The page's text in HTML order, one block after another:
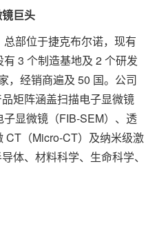
巨头
部位于捷克布尔诺，现有
3 个制造基地及 2 个研发
，经销商遍及 50 国。公司
矩阵涵盖扫描电子显微镜
子显微镜（FIB-SEM）、透
CT（Micro-CT）及纳米级激
体、材料科学、生命科学、